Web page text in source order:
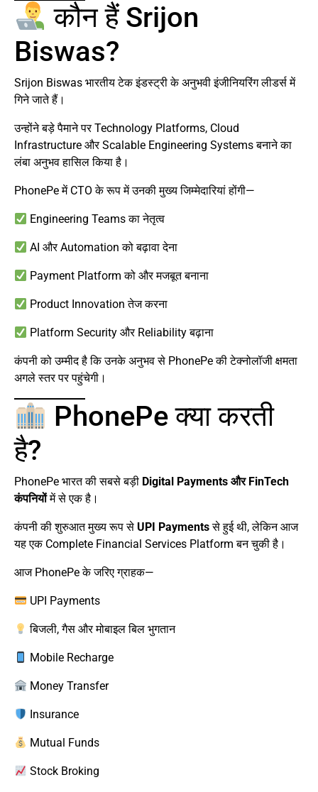
कौन हैं Srijon
Biswas?
Srijon Biswas भारतीय टेक इंडस्ट्री के अनुभवी इंजीनियरिंग लीडर्स में
गिने जाते हैं।
उन्होंने बड़े पैमाने पर Technology Platforms, Cloud
Infrastructure और Scalable Engineering Systems बनाने का
लंबा अनुभव हासिल किया है।
PhonePe में CTO के रूप में उनकी मुख्य जिम्मेदारियां होंगी—
Engineering Teams का नेतृत्व
AI और Automation को बढ़ावा देना
Payment Platform को और मजबूत बनाना
Product Innovation तेज करना
Platform Security और Reliability बढ़ाना
कंपनी को उम्मीद है कि उनके अनुभव से PhonePe की टेक्नोलॉजी क्षमता
अगले स्तर पर पहुंचेगी।
PhonePe क्या करती
है?
PhonePe भारत की सबसे बड़ी Digital Payments और FinTech
कंपनियोंमें से एक है।
कंपनी की शुरुआत मुख्य रूप से UPI Paymentsसे हुई थी, लेकिन आज
यह एक Complete Financial Services Platform बन चुकी है।
आज PhonePe के जरिए ग्राहक—
UPI Payments
बिजली, गैस और मोबाइल बिल भुगतान
Mobile Recharge
Money Transfer
Insurance
Mutual Funds
Stock Broking